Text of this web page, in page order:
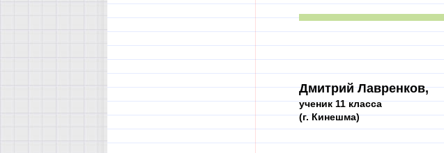
Дмитрий Лавренков,
ученик 11 класса
(г. Кинешма)